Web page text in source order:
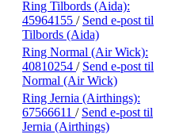
Ring Tilbords (Aida):
45964155 / Send e-post til
Tilbords (Aida)
Ring Normal (Air Wick):
40810254 / Send e-post til
Normal (Air Wick)
Ring Jernia (Airthings):
67566611 / Send e-post til
Jernia (Airthings)